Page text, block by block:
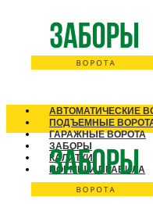
АВТОМАТИЧЕСКИЕ
ПОДЪЕМНЫЕ
ГАРАЖНЫЕ ВОРОТА
ЗАБОРЫ
КАЛИТКИ
НОРМЫ И ПРАВИЛА